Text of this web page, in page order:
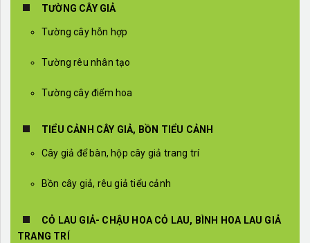
TƯỜNG CÂY GIẢ
Tường cây hỗn hợp
Tường rêu nhân tạo
Tường cây điểm hoa
TIỂU CẢNH CÂY GIẢ, BỒN TIỂU CẢNH
Cây giả để bàn, hộp cây giả trang trí
Bồn cây giả, rêu giả tiểu cảnh
CỎ LAU GIẢ- CHẬU HOA CỎ LAU, BÌNH HOA LAU GIẢ
TRANG TRÍ